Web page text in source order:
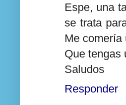
Espe, una
se trata
Me comería
Que tengas
Saludos
Responder